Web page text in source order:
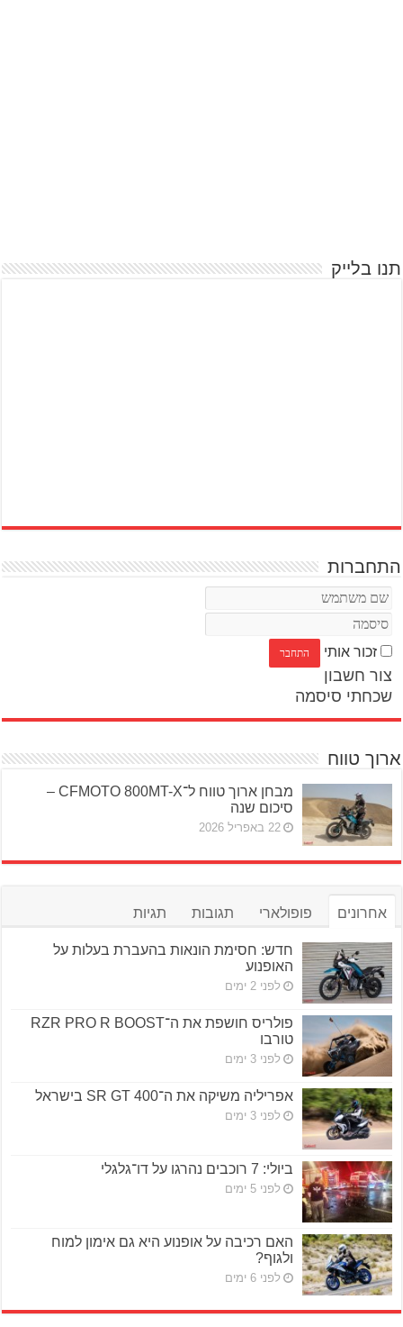
תנו בלייק
התחברות
זכור אותי
צור חשבון
שכחתי סיסמה
ארוך טווח
מבחן ארוך טווח ל־CFMOTO 800MT-X –
סיכום שנה
22 באפריל 2026
אחרונים פופולארי תגובות תגיות
חדש: חסימת הונאות בהעברת בעלות על
האופנוע
לפני 2 ימים
פולריס חושפת את ה־RZR PRO R BOOST
טורבו
לפני 3 ימים
אפריליה משיקה את ה־SR GT 400 בישראל
לפני 3 ימים
ביולי: 7 רוכבים נהרגו על דו־גלגלי
לפני 5 ימים
האם רכיבה על אופנוע היא גם אימון למוח
ולגוף?
לפני 6 ימים